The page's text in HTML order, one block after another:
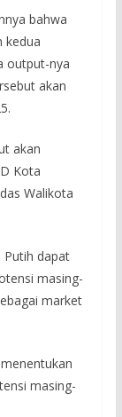
bahwa
kedua
output-nya
akan
akan
Kota
Walikota
Putih dapat
masing-
market
masing-